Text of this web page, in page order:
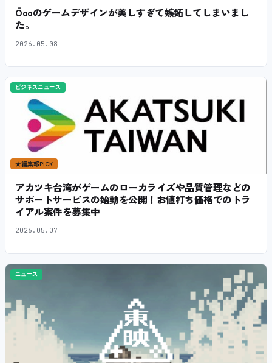
Öooのゲームデザインが美しすぎて嫉妬してしまいまし
た。
2026.05.08
ビジネスニュース
★編集部PICK
アカツキ台湾がゲームのローカライズや品質管理などの
サポートサービスの始動を公開！お値打ち価格でのトラ
イアル案件を募集中
2026.05.07
ニュース